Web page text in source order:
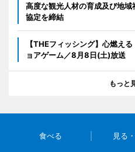
高度な観光人材の育成及び地
協定を締結
【THEフィッシング】心燃え
ョアゲーム／8月8日(土)放送
もっと
食べる 見る